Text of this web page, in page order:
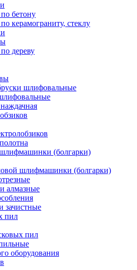
бетону
керамограниту, стеклу
дереву
шлифовальные
(болгарки)
шлифмашинки (болгарки)
алмазные
зачистные
пил
пил
оборудования